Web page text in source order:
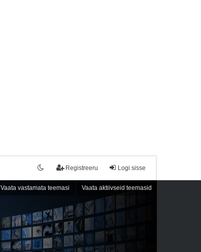
Logi sisse
Registreeru
Vaata vastamata teemasi Vaata aktiivseid teemasid